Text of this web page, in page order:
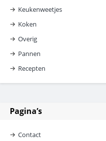
Keukenweetjes
Koken
Overig
Pannen
Recepten
Pagina’s
Contact